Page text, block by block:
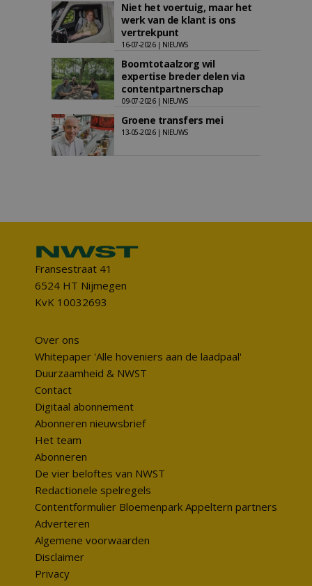
Niet het voertuig, maar het
werk van de klant is ons
vertrekpunt
16-07-2026 | NIEUWS
Boomtotaalzorg wil
expertise breder delen via
contentpartnerschap
09-07-2026 | NIEUWS
Groene transfers mei
13-05-2026 | NIEUWS
Fransestraat 41
6524 HT Nijmegen
KvK 10032693
Over ons
Whitepaper 'Alle hoveniers aan de laadpaal'
Duurzaamheid & NWST
Contact
Digitaal abonnement
Abonneren nieuwsbrief
Het team
Abonneren
De vier beloftes van NWST
Redactionele spelregels
Contentformulier Bloemenpark Appeltern partners
Adverteren
Algemene voorwaarden
Disclaimer
Privacy